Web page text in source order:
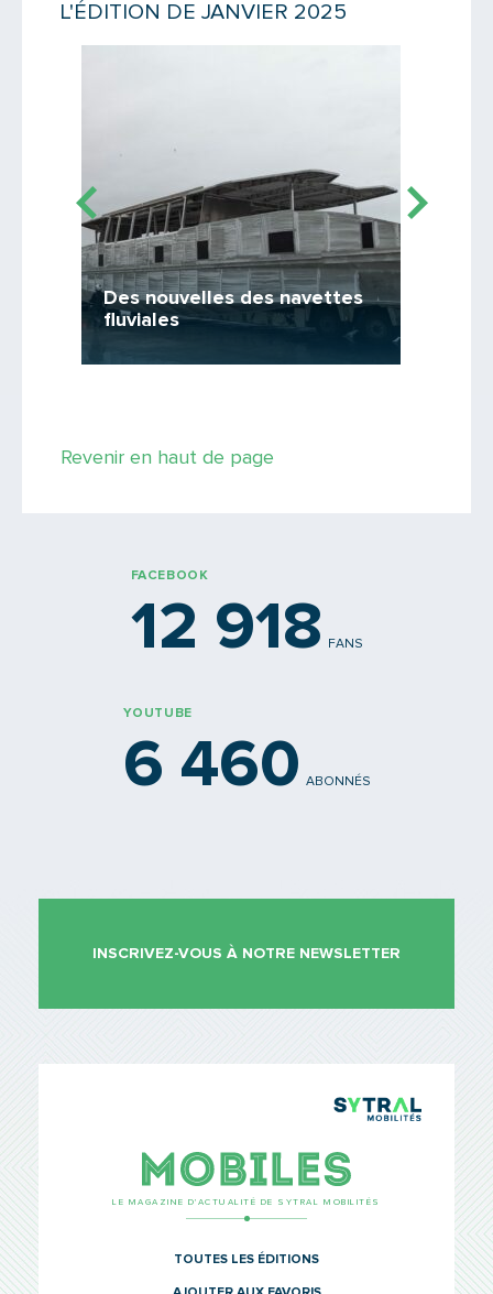
Message
L'ÉDITION DE JANVIER 2025
Des nouvelles des navettes
fluviales
Revenir en haut de page
FACEBOOK
12 918 FANS
YOUTUBE
6 460 ABONNÉS
INSCRIVEZ-VOUS À NOTRE NEWSLETTER
LE MAGAZINE D’ACTUALITÉ DE SYTRAL MOBILITÉS
TOUTES LES ÉDITIONS